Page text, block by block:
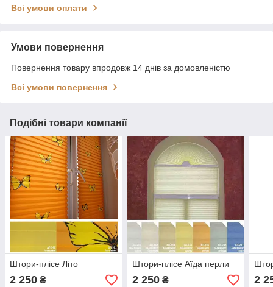
Всі умови оплати
Умови повернення
Повернення товару впродовж 14 днів за домовленістю
Всі умови повернення
Подібні товари компанії
Штори-плісе Літо
2 250 ₴
Штори-плісе Аїда перли
2 250₴ 2